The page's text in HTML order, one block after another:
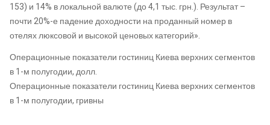
153) и 14% в локальной валюте (до 4,1 тыс. грн.). Результат –
почти 20%-е падение доходности на проданный номер в
отелях люксовой и высокой ценовых категорий».
Операционные показатели гостиниц Киева верхних сегментов
в 1-м полугодии, долл.
Операционные показатели гостиниц Киева верхних сегментов
в 1-м полугодии, гривны